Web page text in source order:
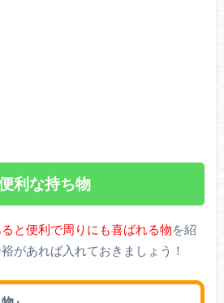
利な持ち物
と便利で周りにも喜ばれる物を紹
があれば入れておきましょう！